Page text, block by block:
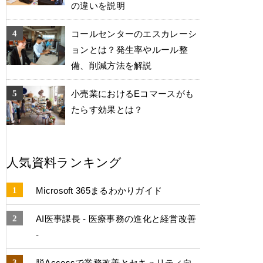
の違いを説明
コールセンターのエスカレーシ
ョンとは？発生率やルール整
備、削減方法を解説
小売業におけるEコマースがも
たらす効果とは？
人気資料ランキング
Microsoft 365まるわかりガイド
AI医事課長 - 医療事務の進化と経営改善
-